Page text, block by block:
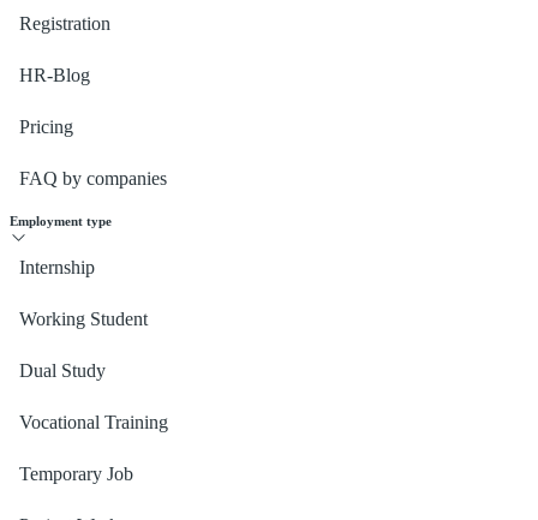
Registration
HR-Blog
Pricing
FAQ by companies
Employment type
Internship
Working Student
Dual Study
Vocational Training
Temporary Job